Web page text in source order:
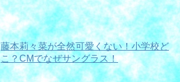
藤本莉々菜が全然可愛くない！小学校ど
こ？CMでなぜサングラス！